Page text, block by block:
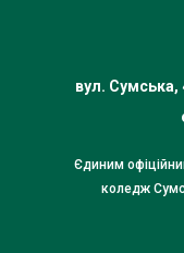
вул. Сумська,
Єдиним
коледж